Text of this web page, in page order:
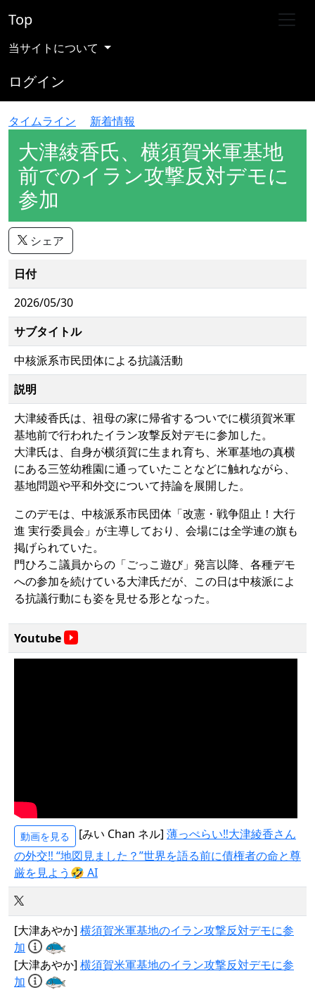
Top
当サイトについて
ログイン
タイムライン 新着情報
大津綾香氏、横須賀米軍基地
前でのイラン攻撃反対デモに
参加
シェア
日付
2026/05/30
サブタイトル
中核派系市民団体による抗議活動
説明
大津綾香氏は、祖母の家に帰省するついでに横須賀米軍
基地前で行われたイラン攻撃反対デモに参加した。
大津氏は、自身が横須賀に生まれ育ち、米軍基地の真横
にある三笠幼稚園に通っていたことなどに触れながら、
基地問題や平和外交について持論を展開した。
このデモは、中核派系市民団体「改憲・戦争阻止！大行
進 実行委員会」が主導しており、会場には全学連の旗も
掲げられていた。
門ひろこ議員からの「ごっこ遊び」発言以降、各種デモ
への参加を続けている大津氏だが、この日は中核派によ
る抗議行動にも姿を見せる形となった。
Youtube
動画を見る [みい Chan ネル] 薄っぺらい‼️大津綾香さん
の外交‼️ “地図見ました？”世界を語る前に債権者の命と尊
厳を見よう🤣 AI
[大津あやか] 横須賀米軍基地のイラン攻撃反対デモに参
加
[大津あやか] 横須賀米軍基地のイラン攻撃反対デモに参
加